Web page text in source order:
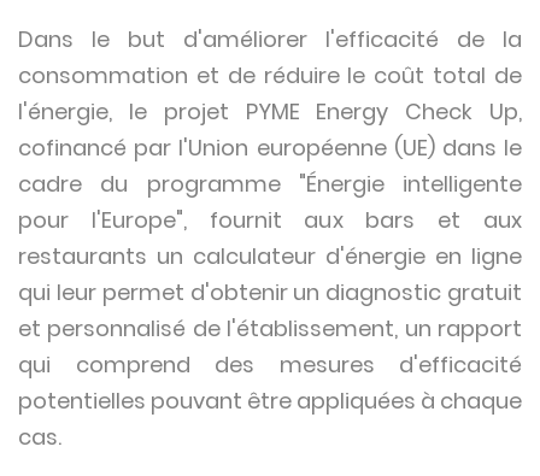
Dans le but d'améliorer l'efficacité de la
consommation et de réduire le coût total de
l'énergie, le projet PYME Energy Check Up,
cofinancé par l'Union européenne (UE) dans le
cadre du programme "Énergie intelligente
pour l'Europe", fournit aux bars et aux
restaurants un calculateur d'énergie en ligne
qui leur permet d'obtenir un diagnostic gratuit
et personnalisé de l'établissement, un rapport
qui comprend des mesures d'efficacité
potentielles pouvant être appliquées à chaque
cas.